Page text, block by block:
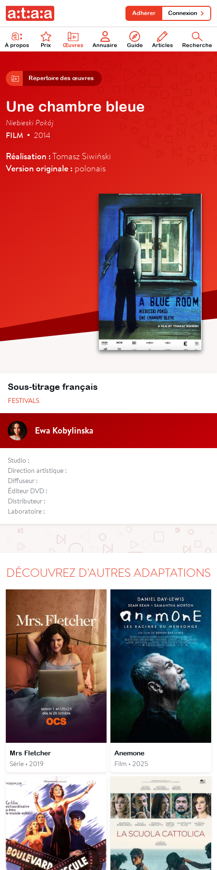
À propos Prix Œuvres Annuaire Guide Articles Recherche
Adhérer Connexion
Répertoire des œuvres
Une chambre bleue
Niebieski Pokój
FILM • 2014
Réalisation :Tomasz Siwiński
Version originale : polonais
Sous-titrage français
FESTIVALS
Ewa Kobylinska
Studio :
Direction artistique :
Diffuseur :
Éditeur DVD :
Distributeur :
Laboratoire :
DÉCOUVREZ D'AUTRES ADAPTATIONS
Mrs Fletcher
Série • 2019
Anemone
Film • 2025